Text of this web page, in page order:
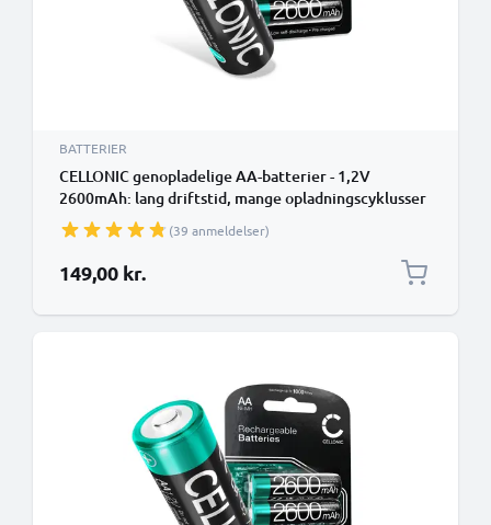
BATTERIER
CELLONIC genopladelige AA-batterier - 1,2V
2600mAh: lang driftstid, mange opladningscyklusser
f. XBox Controller Kamera Cykellygter Telefon GPS
Navigation Radios - Genopladeligt batteri:
Genopladeligt NiMH-batteri AA Mignon R6 LR6
genopladeligt batteri
(39 anmeldelser)
149,00 kr.